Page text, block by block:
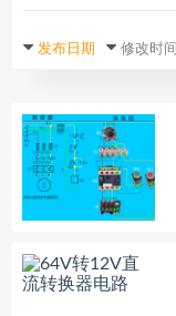
发布日期 修改时间